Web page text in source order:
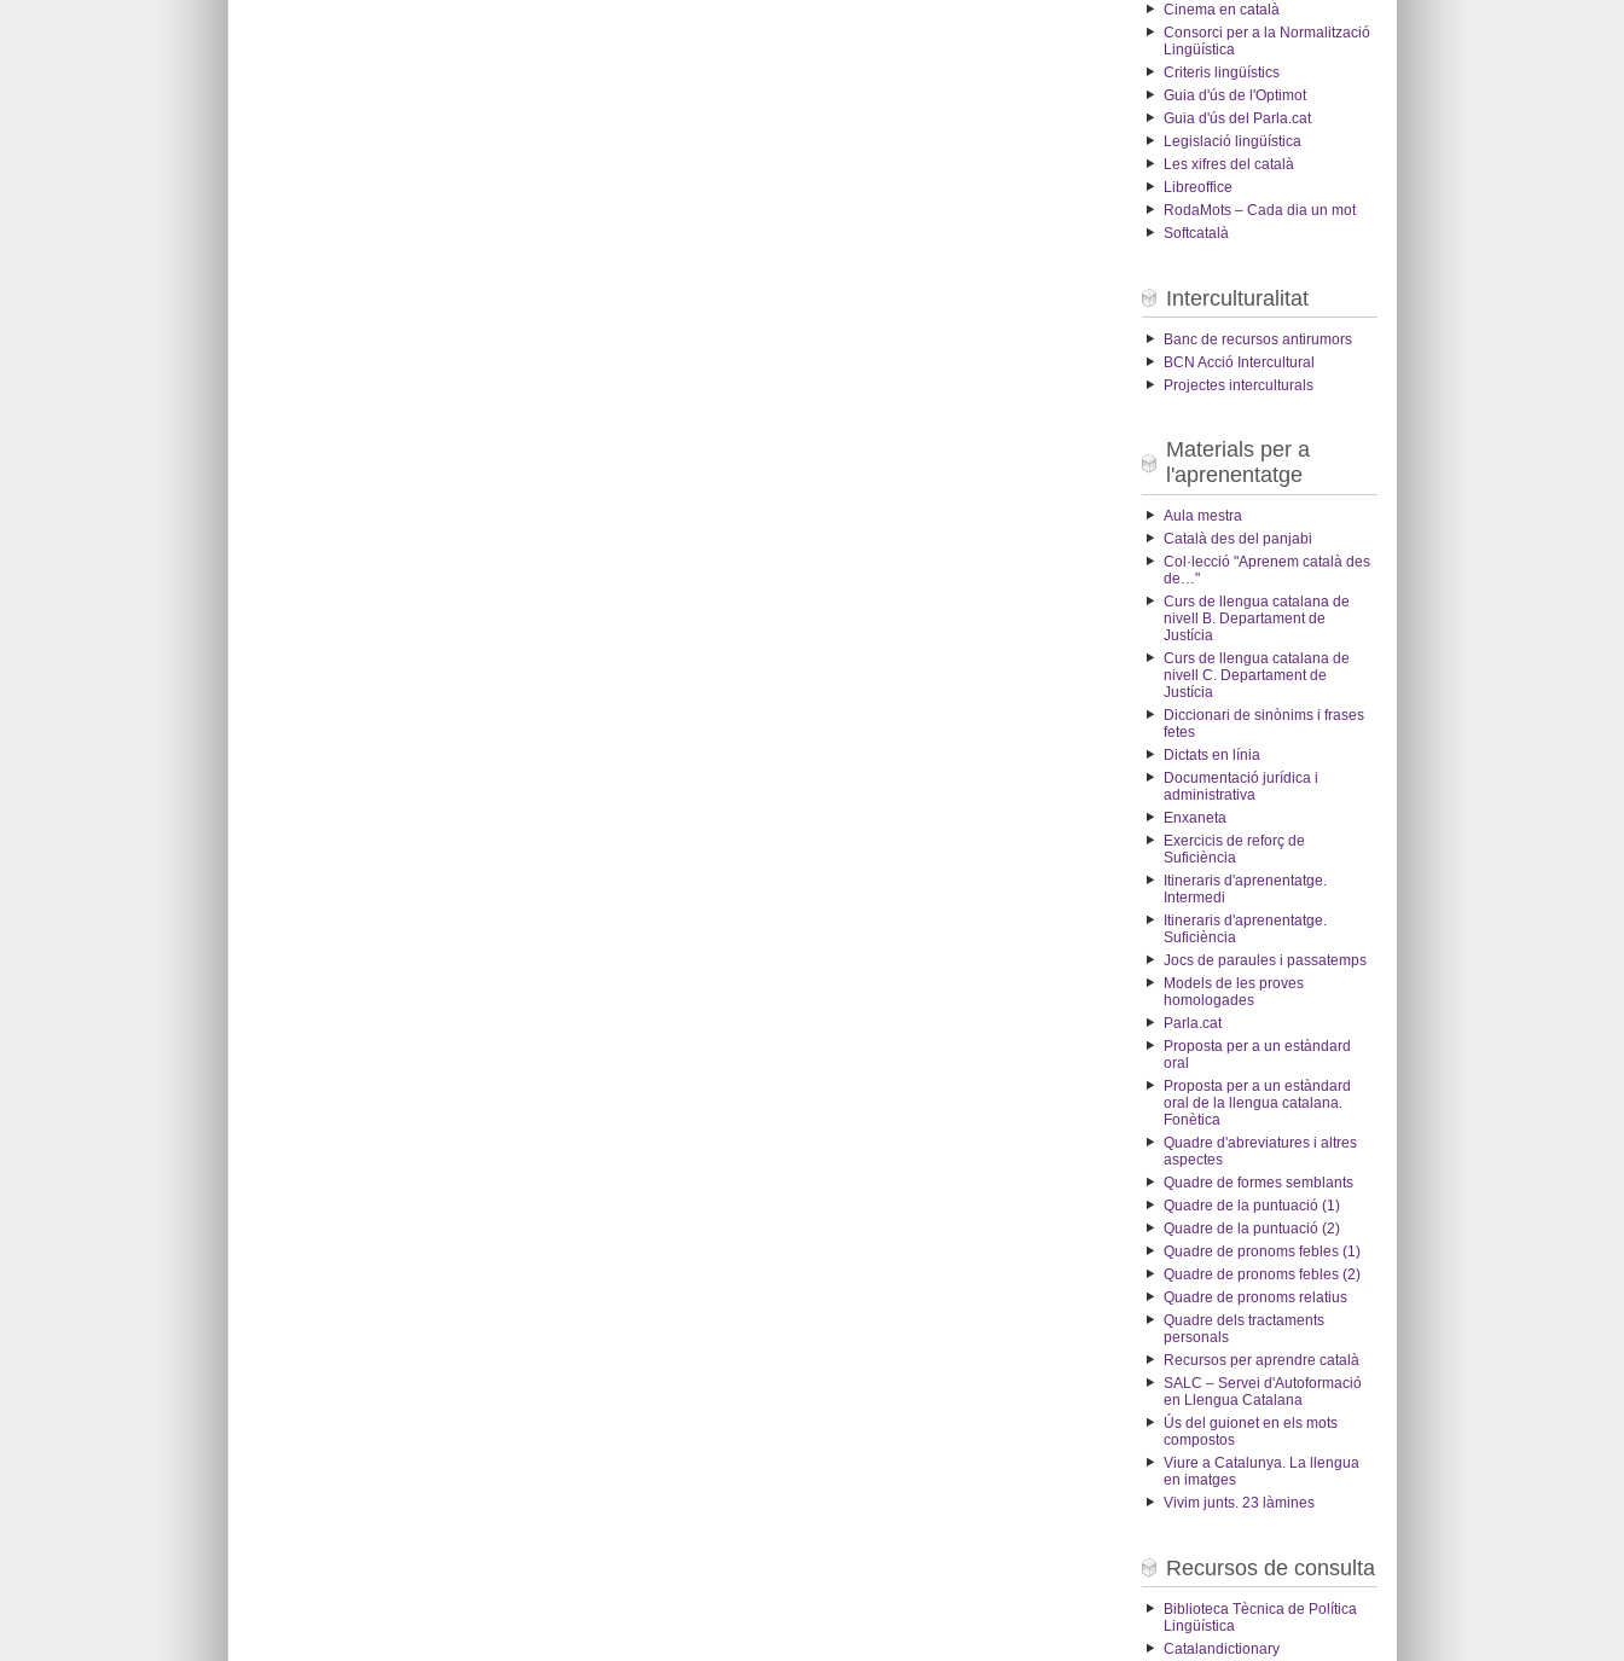
Cinema en català
Consorci per a la Normalització
Lingüística
Criteris lingüístics
Guia d'ús de l'Optimot
Guia d'ús del Parla.cat
Legislació lingüística
Les xifres del català
Libreoffice
RodaMots – Cada dia un mot
Softcatalà
Interculturalitat
Banc de recursos antirumors
BCN Acció Intercultural
Projectes interculturals
Materials per a
l'aprenentatge
Aula mestra
Català des del panjabi
Col·lecció "Aprenem català des
de…"
Curs de llengua catalana de
nivell B. Departament de
Justícia
Curs de llengua catalana de
nivell C. Departament de
Justícia
Diccionari de sinònims i frases
fetes
Dictats en línia
Documentació jurídica i
administrativa
Enxaneta
Exercicis de reforç de
Suficiència
Itineraris d'aprenentatge.
Intermedi
Itineraris d'aprenentatge.
Suficiència
Jocs de paraules i passatemps
Models de les proves
homologades
Parla.cat
Proposta per a un estàndard
oral
Proposta per a un estàndard
oral de la llengua catalana.
Fonètica
Quadre d'abreviatures i altres
aspectes
Quadre de formes semblants
Quadre de la puntuació (1)
Quadre de la puntuació (2)
Quadre de pronoms febles (1)
Quadre de pronoms febles (2)
Quadre de pronoms relatius
Quadre dels tractaments
personals
Recursos per aprendre català
SALC – Servei d'Autoformació
en Llengua Catalana
Ús del guionet en els mots
compostos
Viure a Catalunya. La llengua
en imatges
Vivim junts. 23 làmines
Recursos de consulta
Biblioteca Tècnica de Política
Lingüística
Catalandictionary